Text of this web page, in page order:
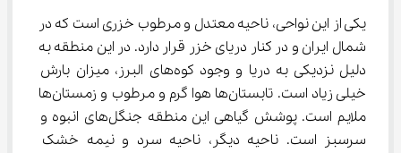
یکی از این نواحی، ناحیه معتدل و مرطوب خزری است که در
شمال ایران و در کنار دریای خزر قرار دارد. در این منطقه به
دلیل نزدیکی به دریا و وجود کوه‌های البرز، میزان بارش
خیلی زیاد است. تابستان‌ها هوا گرم و مرطوب و زمستان‌ها
ملایم است. پوشش گیاهی این منطقه جنگل‌های انبوه و
سرسبز است. ناحیه دیگر، ناحیه سرد و نیمه خشک